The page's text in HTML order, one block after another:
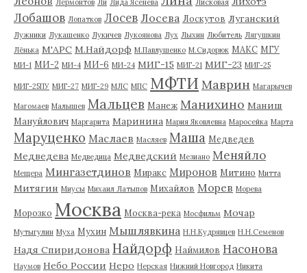
Лермонтов Ли Лида Ясенева Лисковая
Лобашов Лопатков Лосев Лосева Лоскутов Луганский
Лужники Лукашенко Лукичев Лукоянова Лух Лыхин Любитель Лягушкин
Лёнька М'АРС М.Найдорф М.Павлушенко М.Сидорюк МАКС МГУ
МИ-1 МИ-2 МИ-4 МИ-6 МИ-24 МИГ-15 МИГ-21 МИГ-23 МИГ-25
МИГ-25ПУ МИГ-27 МИГ-29 МЛС МПС МФТИ Маврин Магарычев
Магомаев Малышев Мальцев Манеж Манихино Маниш
Мануйлович Маргарита Маринина Мария Яковлевна Маросейка Марта
Маруценко Маслаев Масляев Маша Медведев
Медведева Медведица Медведский Мезиано Меняйло
Мещера Мингазетдинов Миракс Миронов Митино Митта
Митягин Миусы Михаил Латыпов Михайлов Морев Морева
Морозко Москва Москва-река Мосфильм Мочар
Мутыгулин Муха Мухин Мышлявкина Н.Н.Кудрявцев Н.Н.Семенов
Надя Спиридонова Найдорф Наймилов Насонова
Наумов Небо России Неро Нерская Нижний Новгород Никита